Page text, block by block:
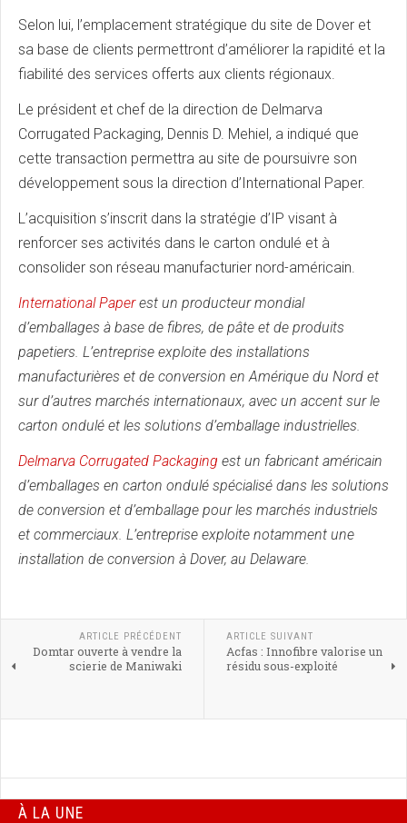
Selon lui, l’emplacement stratégique du site de Dover et
sa base de clients permettront d’améliorer la rapidité et la
fiabilité des services offerts aux clients régionaux.
Le président et chef de la direction de Delmarva
Corrugated Packaging, Dennis D. Mehiel, a indiqué que
cette transaction permettra au site de poursuivre son
développement sous la direction d’International Paper.
L’acquisition s’inscrit dans la stratégie d’IP visant à
renforcer ses activités dans le carton ondulé et à
consolider son réseau manufacturier nord-américain.
International Paperest un producteur mondial
d’emballages à base de fibres, de pâte et de produits
papetiers. L’entreprise exploite des installations
manufacturières et de conversion en Amérique du Nord et
sur d’autres marchés internationaux, avec un accent sur le
carton ondulé et les solutions d’emballage industrielles.
Delmarva Corrugated Packaging est un fabricant américain
d’emballages en carton ondulé spécialisé dans les solutions
de conversion et d’emballage pour les marchés industriels
et commerciaux. L’entreprise exploite notamment une
installation de conversion à Dover, au Delaware.
ARTICLE PRÉCÉDENT
Domtar ouverte à vendre la
scierie de Maniwaki
ARTICLE SUIVANT
Acfas : Innofibre valorise un
résidu sous-exploité
À LA UNE